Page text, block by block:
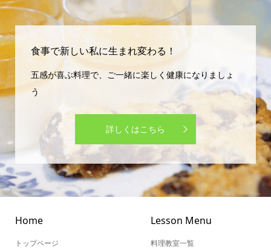
食事で新しい私に生まれ変わる！
五感が喜ぶ料理で、ご一緒に楽しく健康になりましょ
う
詳しくはこちら
Home
トップページ
Lesson Menu
料理教室一覧